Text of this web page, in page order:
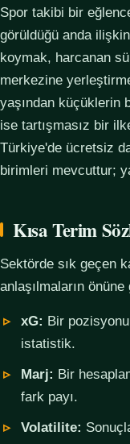
Spor takibi bir
görüldüğü anda
koymak, harcanan
merkezine
yaşından küçüklerin
ise tartışmasız bir
Türkiye'de ücretsiz
birimleri mevcuttur;
Kısa Terim
Sektörde sık geçen
anlaşılmaların
xG: Bir
istatistik.
Marj: Bir
fark payı.
Volatilite: